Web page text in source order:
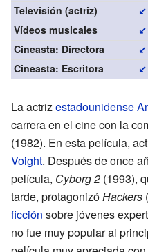
↙
Televisión (actriz)
↙
Vídeos musicales
↙
Cineasta: Directora
↙
Cineasta: Escritora
La actrizestadounidense
carrera en el cine con la
(1982). En esta película,
Voight. Después de once
película, Cyborg 2 (1993),
tarde, protagonizóHackers
ficción sobre jóvenes
no fue muy popular al